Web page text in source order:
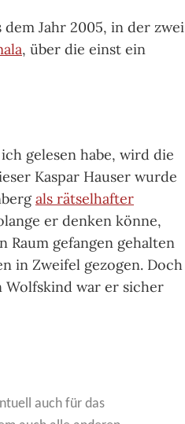
Jahr 2005, in der zwei
, über die einst ein
gelesen habe, wird die
Kaspar Hauser wurde
als rätselhafter
er denken könne,
Raum gefangen gehalten
in Zweifel gezogen. Doch
Wolfskind war er sicher
auch für das